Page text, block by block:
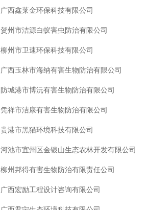
广西鑫莱金环保科技有限公司
贺州市洁源白蚁害虫防治有限公司
柳州市卫速环保科技有限公司
广西玉林市海纳有害生物防治有限公司
防城港市博沅有害生物防治有限公司
凭祥市洁康有害生物防治有限公司
贵港市黑猫环境科技有限公司
河池市宜州区金银山生态农林开发有限公司
柳州邦得有害生物防治有限责任公司
广西宏励工程设计咨询有限公司